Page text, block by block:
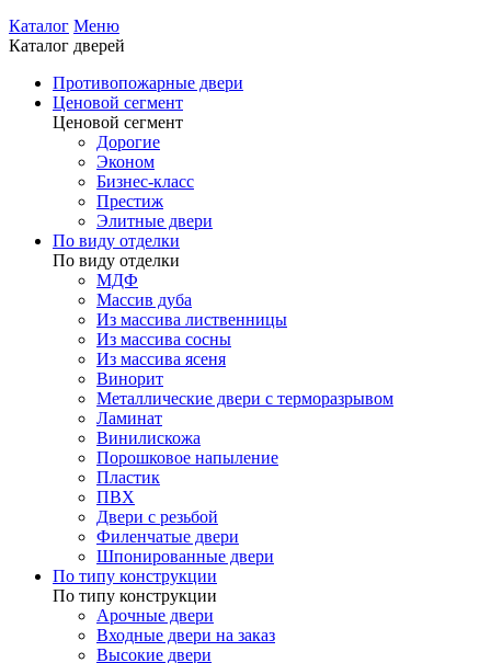
Каталог Меню
Каталог дверей
Противопожарные двери
Ценовой сегмент
Ценовой сегмент
Дорогие
Эконом
Бизнес-класс
Престиж
Элитные двери
По виду отделки
По виду отделки
МДФ
Массив дуба
Из массива лиственницы
Из массива сосны
Из массива ясеня
Винорит
Металлические двери с терморазрывом
Ламинат
Винилискожа
Порошковое напыление
Пластик
ПВХ
Двери с резьбой
Филенчатые двери
Шпонированные двери
По типу конструкции
По типу конструкции
Арочные двери
Входные двери на заказ
Высокие двери